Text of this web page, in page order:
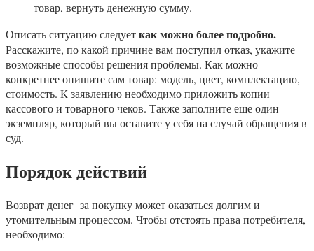
товар, вернуть денежную сумму.
Описать ситуацию следуеткак можно более подробно.
Расскажите, по какой причине вам поступил отказ, укажите
возможные способы решения проблемы. Как можно
конкретнее опишите сам товар: модель, цвет, комплектацию,
стоимость. К заявлению необходимо приложить копии
кассового и товарного чеков. Также заполните еще один
экземпляр, который вы оставите у себя на случай обращения в
суд.
Порядок действий
Возврат денег за покупку может оказаться долгим и
утомительным процессом. Чтобы отстоять права потребителя,
необходимо: